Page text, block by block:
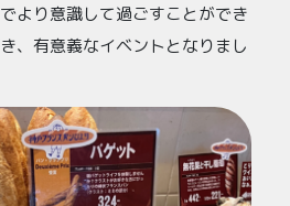
より意識して過ごすことができ
、有意義なイベントとなりまし